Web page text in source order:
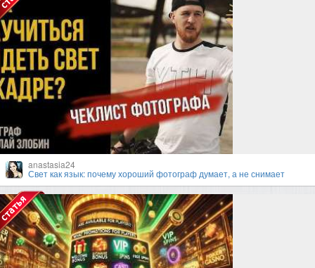
anastasia24
Свет как язык: почему хороший фотограф думает, а не снимает